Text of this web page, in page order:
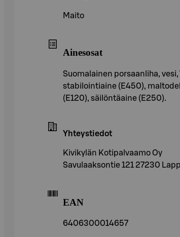
Maito
Ainesosat
Suomalainen porsaanliha,
stabilointiaine (E450),
(E120), säilöntäaine (E250).
Yhteystiedot
Kivikylän Kotipalvaamo Oy
Savulaaksontie 121 27230
EAN
6406300014657